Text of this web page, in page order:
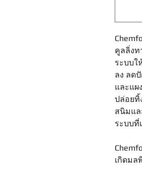
คูลลิ่งท
ระบบใ
ลง ลด
และแผ
ปล่อยทิ้
สนิมแ
ระบบที่
เกิดมล